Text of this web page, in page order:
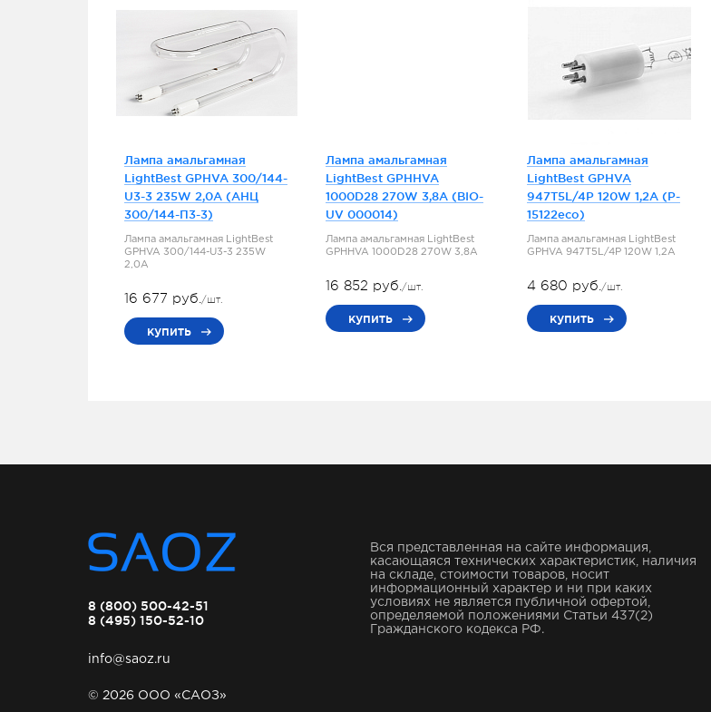
Лампа амальгамная
LightBest GPHVA 300/144-
U3-3 235W 2,0A (АНЦ
300/144-П3-3)
Лампа амальгамная LightBest
GPHVA 300/144-U3-3 235W
2,0A
16 677 руб./шт.
купить
Лампа амальгамная
LightBest GPHHVA
1000D28 270W 3,8A (BIO-
UV 000014)
Лампа амальгамная LightBest
GPHHVA 1000D28 270W 3,8A
16 852 руб./шт.
купить
Лампа амальгамная
LightBest GPHVA
947T5L/4P 120W 1,2A (P-
15122eco)
Лампа амальгамная LightBest
GPHVA 947T5L/4P 120W 1,2A
4 680 руб./шт.
купить
8 (800) 500-42-51
8 (495) 150-52-10
info@saoz.ru
© 2026 ООО «САОЗ»
Вся представленная на сайте информация,
касающаяся технических характеристик, наличия
на складе, стоимости товаров, носит
информационный характер и ни при каких
условиях не является публичной офертой,
определяемой положениями Статьи 437(2)
Гражданского кодекса РФ.